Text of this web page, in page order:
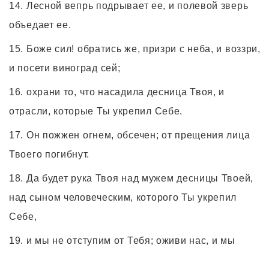
Лесной вепрь подрывает ее, и полевой зверь
объедает ее.
Боже сил! обратись же, призри с неба, и воззри,
и посети виноград сей;
охрани то, что насадила десница Твоя, и
отрасли, которые Ты укрепил Себе.
Он пожжен огнем, обсечен; от прещения лица
Твоего погибнут.
Да будет рука Твоя над мужем десницы Твоей,
над сыном человеческим, которого Ты укрепил
Себе,
и мы не отступим от Тебя; оживи нас, и мы